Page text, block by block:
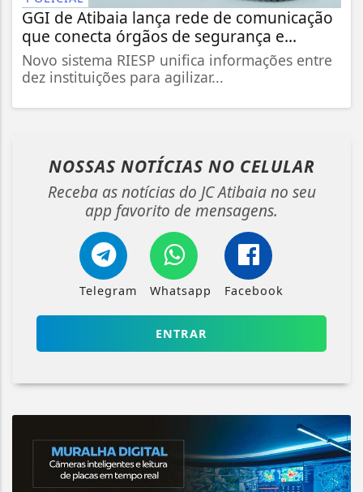
GGI de Atibaia lança rede de comunicação
que conecta órgãos de segurança e...
Novo sistema RIESP unifica informações entre
dez instituições para agilizar...
NOSSAS NOTÍCIAS NO CELULAR
Receba as notícias do JC Atibaia no seu
app favorito de mensagens.
Telegram Whatsapp Facebook
ENTRAR